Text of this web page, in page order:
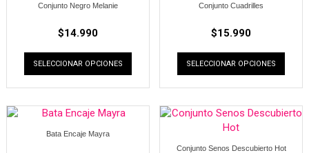
Conjunto Negro Melanie
$14.990
SELECCIONAR OPCIONES
Conjunto Cuadrilles
$15.990
SELECCIONAR OPCIONES
Bata Encaje Mayra
Conjunto Senos Descubierto Hot